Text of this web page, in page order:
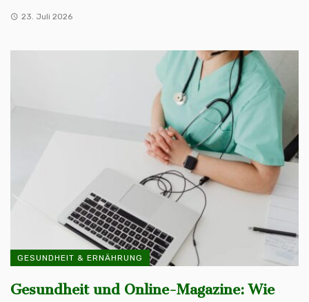
23. Juli 2026
GESUNDHEIT & ERNÄHRUNG
Gesundheit und Online-Magazine: Wie